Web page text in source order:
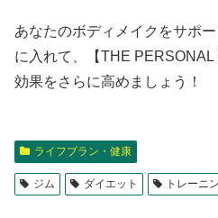
あなたのボディメイクをサポ
に入れて、【THE
効果をさらに高めましょう！
ライフプラン・健康
ジム ダイエット トレーニ